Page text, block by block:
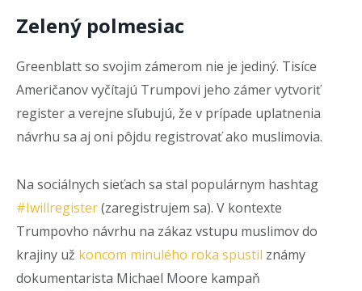
Zelený polmesiac
Greenblatt so svojim zámerom nie je jediný. Tisíce
Američanov vyčítajú Trumpovi jeho zámer vytvoriť
register a verejne sľubujú, že v prípade uplatnenia
návrhu sa aj oni pôjdu registrovať ako muslimovia.
Na sociálnych sieťach sa stal populárnym hashtag
#Iwillregister(zaregistrujem sa). V kontexte
Trumpovho návrhu na zákaz vstupu muslimov do
krajiny už koncom minulého roka spustil známy
dokumentarista Michael Moore kampaň